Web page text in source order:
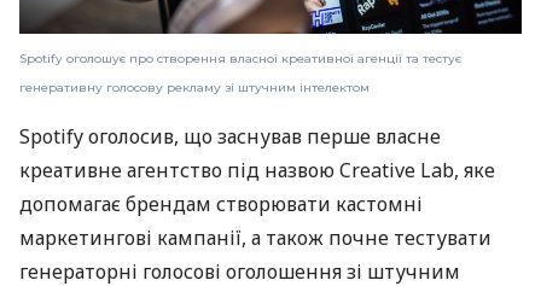
Spotify оголошує про створення власної креативної агенції та тестує
генеративну голосову рекламу зі штучним інтелектом
Spotify оголосив, що заснував перше власне
креативне агентство під назвою Creative Lab, яке
допомагає брендам створювати кастомні
маркетингові кампанії, а також почне тестувати
генераторні голосові оголошення зі штучним